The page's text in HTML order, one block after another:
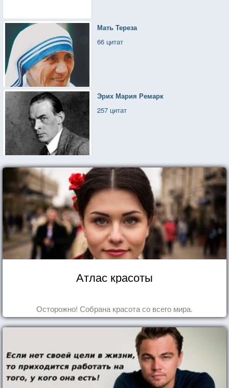
Его вселять надежды обучали —
И это основной его предмет!
Какая тонкая работа —
Счастливым сделать хоть кого-то,
Цветок удачи принести,
От одиночества спасти,
А самому потом тихонечко уйти.
Мать Тереза
66 цитат
Эрих Мария Ремарк
257 цитат
Атлас красоты
Осторожно! Собрана красота со всего мира.